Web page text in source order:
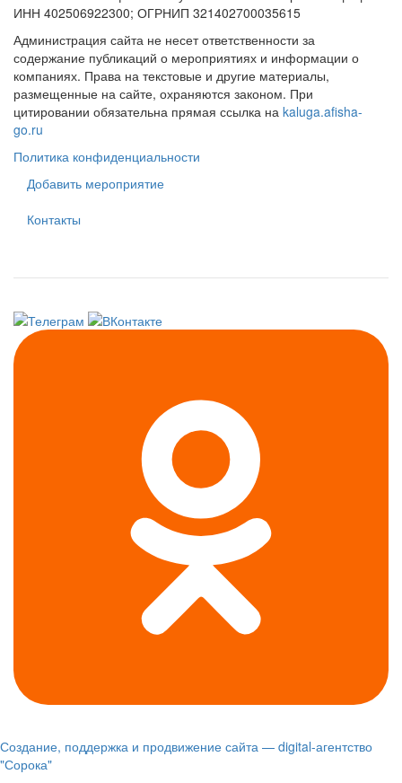
ИНН 402506922300; ОГРНИП 321402700035615
Администрация сайта не несет ответственности за
содержание публикаций о мероприятиях и информации о
компаниях. Права на текстовые и другие материалы,
размещенные на сайте, охраняются законом. При
цитировании обязательна прямая ссылка на kaluga.afisha-
go.ru
Политика конфиденциальности
Добавить мероприятие
Контакты
Создание, поддержка и продвижение сайта — digital-агентство
"Сорока"